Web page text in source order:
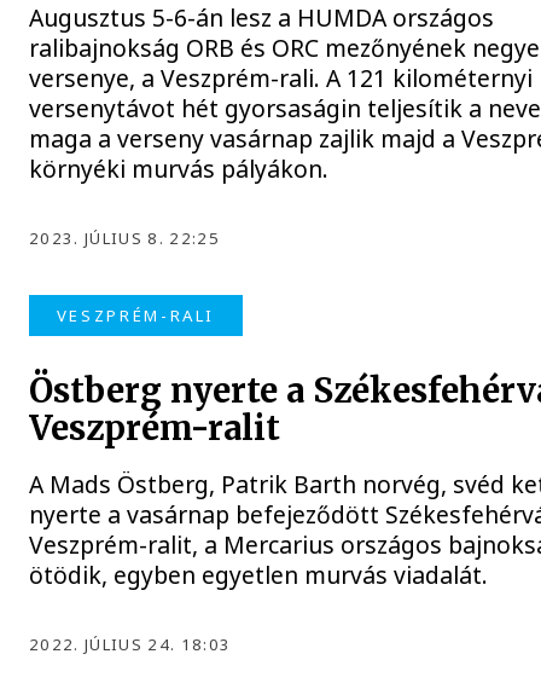
Augusztus 5-6-án lesz a HUMDA országos
ralibajnokság ORB és ORC mezőnyének
versenye, a Veszprém-rali. A 121 kilométernyi
versenytávot hét gyorsaságin teljesítik a
maga a verseny vasárnap zajlik majd a
környéki murvás pályákon.
2023. JÚLIUS 8. 22:25
VESZPRÉM-RALI
Östberg nyerte a
Veszprém-ralit
A Mads Östberg, Patrik Barth norvég, svéd
nyerte a vasárnap befejeződött
Veszprém-ralit, a Mercarius országos
ötödik, egyben egyetlen murvás viadalát.
2022. JÚLIUS 24. 18:03